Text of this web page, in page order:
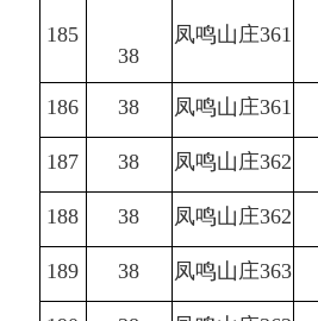
185
38
凤鸣山庄361
186 38 凤鸣山庄361
187 38 凤鸣山庄362
188 38 凤鸣山庄362
189 38 凤鸣山庄363